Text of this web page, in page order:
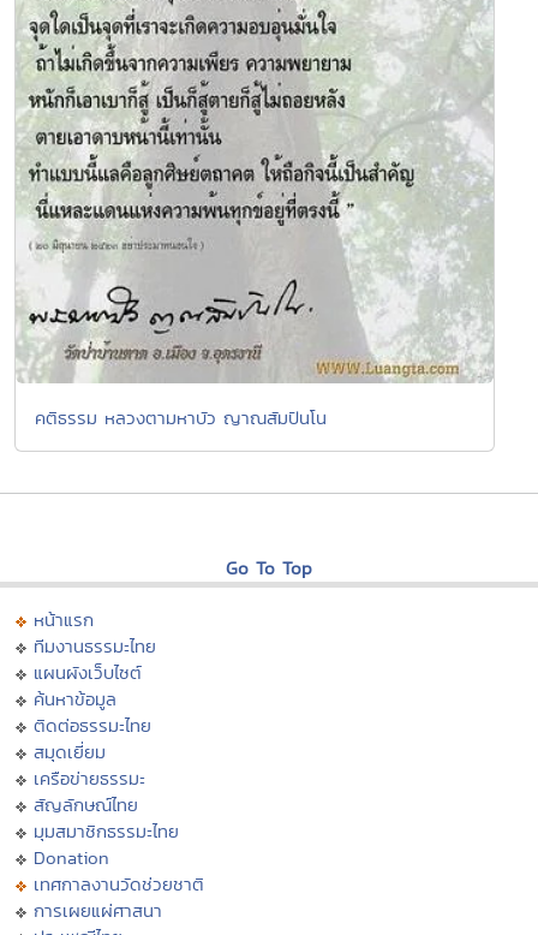
คติธรรม หลวงตามหาบัว ญาณสัมปันโน
Go To Top
หน้าแรก
ทีมงานธรรมะไทย
แผนผังเว็บไซต์
ค้นหาข้อมูล
ติดต่อธรรมะไทย
สมุดเยี่ยม
เครือข่ายธรรมะ
สัญลักษณ์ไทย
มุมสมาชิกธรรมะไทย
Donation
เทศกาลงานวัดช่วยชาติ
การเผยแผ่ศาสนา